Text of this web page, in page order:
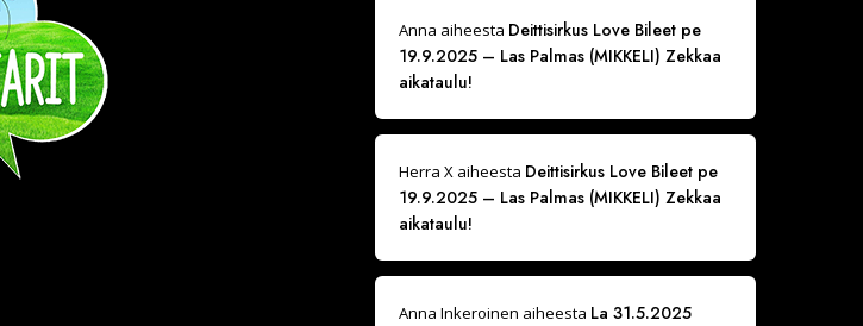
Anna aiheesta Deittisirkus Love Bileet pe
19.9.2025 – Las Palmas (MIKKELI) Zekkaa
aikataulu!
Herra Xaiheesta Deittisirkus Love Bileet pe
19.9.2025 – Las Palmas (MIKKELI) Zekkaa
aikataulu!
Anna Inkeroinen aiheesta La 31.5.2025